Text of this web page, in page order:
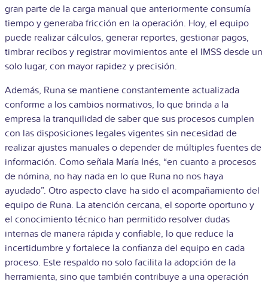
gran parte de la carga manual que anteriormente consumía
tiempo y generaba fricción en la operación. Hoy, el equipo
puede realizar cálculos, generar reportes, gestionar pagos,
timbrar recibos y registrar movimientos ante el IMSS desde un
solo lugar, con mayor rapidez y precisión.
Además, Runa se mantiene constantemente actualizada
conforme a los cambios normativos, lo que brinda a la
empresa la tranquilidad de saber que sus procesos cumplen
con las disposiciones legales vigentes sin necesidad de
realizar ajustes manuales o depender de múltiples fuentes de
información. Como señala María Inés, “en cuanto a procesos
de nómina, no hay nada en lo que Runa no nos haya
ayudado”. Otro aspecto clave ha sido el acompañamiento del
equipo de Runa. La atención cercana, el soporte oportuno y
el conocimiento técnico han permitido resolver dudas
internas de manera rápida y confiable, lo que reduce la
incertidumbre y fortalece la confianza del equipo en cada
proceso. Este respaldo no solo facilita la adopción de la
herramienta, sino que también contribuye a una operación